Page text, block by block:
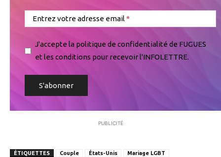
Entrez votre adresse email
J'accepte la politique de confidentialité de FUGUES
et les conditions pour recevoir l'INFOLETTRE.
PUBLICITÉ
ÉTIQUETTES Couple États-Unis Mariage LGBT